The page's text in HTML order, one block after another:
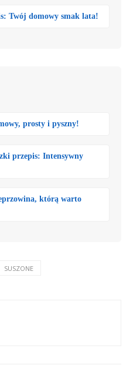
Twój domowy smak lata!
prosty i pyszny!
przepis: Intensywny
którą warto
SUSZONE